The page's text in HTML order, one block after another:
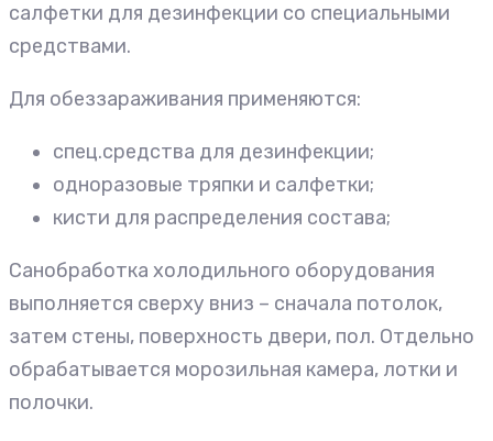
салфетки для дезинфекции со специальными
средствами.
Для обеззараживания применяются:
спец.средства для дезинфекции;
одноразовые тряпки и салфетки;
кисти для распределения состава;
Санобработка холодильного оборудования
выполняется сверху вниз – сначала потолок,
затем стены, поверхность двери, пол. Отдельно
обрабатывается морозильная камера, лотки и
полочки.